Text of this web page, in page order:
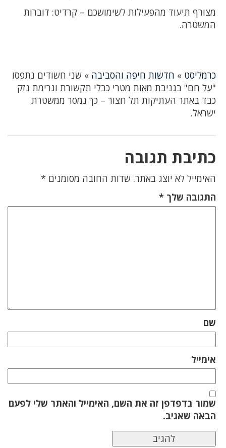
מצורף תיעוד מהפעילות לשימושכם – קרדיט: דוברות
המשטרה.
כרמליסט » חדשות חיפה והסביבה » שני חשודים נתפסו
"על חם" בגניבת מאות מטרי כבלי תקשורת וגרימת נזק
כבד באתר העתיקות תל חצור – כך נמסר ממשטרת
ישראל.
כתיבת תגובה
האימייל לא יוצג באתר. שדות החובה מסומנים *
התגובה שלך *
שם
אימייל
שמור בדפדפן זה את השם, האימייל והאתר שלי לפעם
הבאה שאגיב.